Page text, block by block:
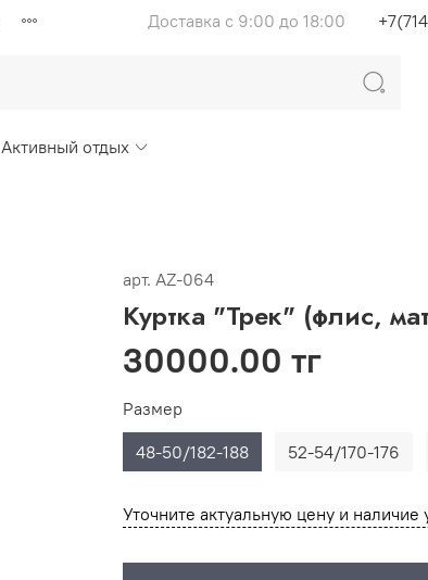
Доставка с 9:00 до 18:00
Активный отдых
арт. AZ-064
Куртка "Трек" (флис,
30000.00 тг
Уточните актуальную цену и
Размер
48-50/182-188
52-54/170-176